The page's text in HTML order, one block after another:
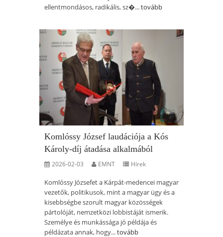
ellentmondásos, radikális, sz�...tovább
Komlóssy József laudációja a Kós
Károly-díj átadása alkalmából
2026-02-03 EMNT Hírek
Komlóssy Józsefet a Kárpát-medencei magyar
vezetők, politikusok, mint a magyar ügy és a
kisebbségbe szorult magyar közösségek
pártolóját, nemzetközi lobbistáját ismerik.
Személye és munkássága jó példája és
példázata annak, hogy...tovább